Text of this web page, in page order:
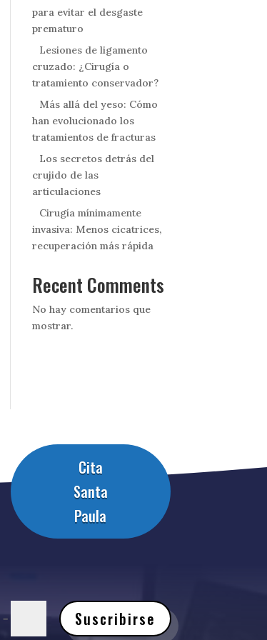
para evitar el desgaste
prematuro
Lesiones de ligamento
cruzado: ¿Cirugía o
tratamiento conservador?
Más allá del yeso: Cómo
han evolucionado los
tratamientos de fracturas
Los secretos detrás del
crujido de las
articulaciones
Cirugía mínimamente
invasiva: Menos cicatrices,
recuperación más rápida
Recent Comments
No hay comentarios que
mostrar.
Cita
Santa
Paula
= Suscribirse